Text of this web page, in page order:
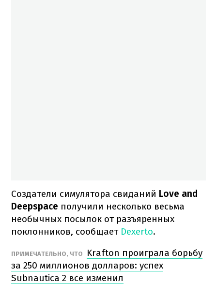
Создатели симулятора свиданий Love and
Deepspace получили несколько весьма
необычных посылок от разъяренных
поклонников, сообщает Dexerto.
ПРИМЕЧАТЕЛЬНО, ЧТО
Krafton проиграла борьбу
за 250 миллионов долларов: успех
Subnautica 2 все изменил